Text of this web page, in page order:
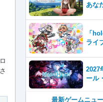
あな
テム
体験
「
ライ
2027
ール
京ゲ
最新ゲームニュ